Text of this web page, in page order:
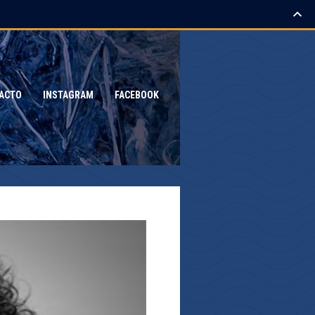
INSTAGRAM FACEBOOK